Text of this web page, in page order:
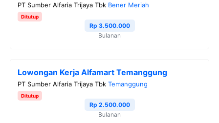
PT Sumber Alfaria Trijaya Tbk Bener Meriah
Ditutup
Rp 3.500.000
Bulanan
Lowongan Kerja Alfamart Temanggung
PT Sumber Alfaria Trijaya Tbk Temanggung
Ditutup
Rp 2.500.000
Bulanan